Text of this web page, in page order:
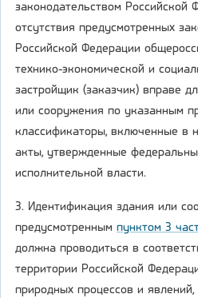
законодательством Российской
отсутствия предусмотренных
Российской Федерации
технико-экономической и
застройщик (заказчик) вправе
или сооружения по указанным
классификаторы, включенные в
акты, утвержденные
исполнительной власти.
3. Идентификация здания или
предусмотренным пунктом 3
должна проводиться в
территории Российской
природных процессов и